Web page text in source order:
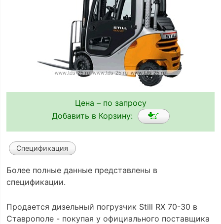
Цена – по запросу
Добавить в Корзину:
Спецификация
Более полные данные представлены в
спецификации.
Продается дизельный погрузчик Still RX 70-30 в
Ставрополе - покупая у официального поставщика